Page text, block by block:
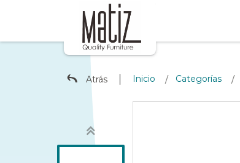
Atrás Inicio / Categorías /